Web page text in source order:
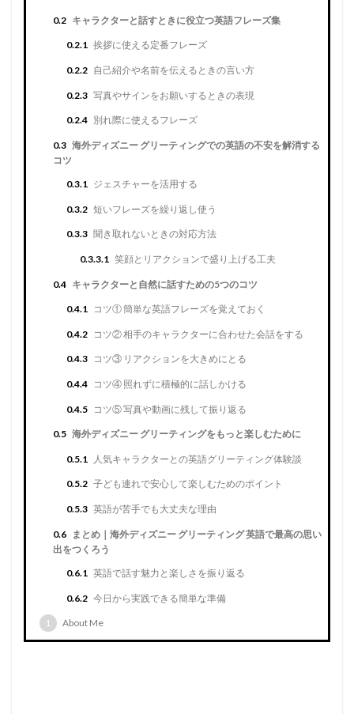
0.2 キャラクターと話すときに役立つ英語フレーズ集
0.2.1 挨拶に使える定番フレーズ
0.2.2 自己紹介や名前を伝えるときの言い方
0.2.3 写真やサインをお願いするときの表現
0.2.4 別れ際に使えるフレーズ
0.3 海外ディズニー グリーティングでの英語の不安を解消する
コツ
0.3.1 ジェスチャーを活用する
0.3.2 短いフレーズを繰り返し使う
0.3.3 聞き取れないときの対応方法
0.3.3.1 笑顔とリアクションで盛り上げる工夫
0.4 キャラクターと自然に話すための5つのコツ
0.4.1 コツ① 簡単な英語フレーズを覚えておく
0.4.2 コツ② 相手のキャラクターに合わせた会話をする
0.4.3 コツ③ リアクションを大きめにとる
0.4.4 コツ④ 照れずに積極的に話しかける
0.4.5 コツ⑤ 写真や動画に残して振り返る
0.5 海外ディズニー グリーティングをもっと楽しむために
0.5.1 人気キャラクターとの英語グリーティング体験談
0.5.2 子ども連れで安心して楽しむためのポイント
0.5.3 英語が苦手でも大丈夫な理由
0.6 まとめ｜海外ディズニー グリーティング 英語で最高の思い
出をつくろう
0.6.1 英語で話す魅力と楽しさを振り返る
0.6.2 今日から実践できる簡単な準備
1 About Me